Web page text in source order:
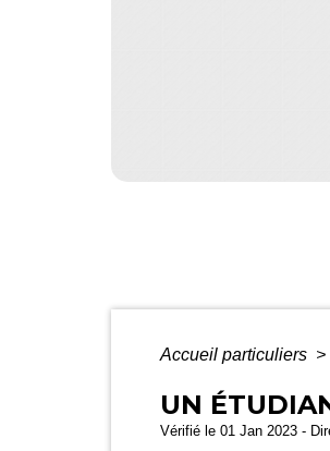
Accueil particuliers >
UN
Vérifié le 01 Jan 2023 -